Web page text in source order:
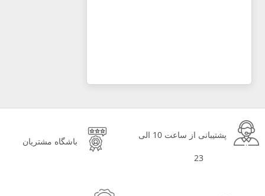
پشتیبانی از ساعت 10 الی
23
باشگاه مشتریان